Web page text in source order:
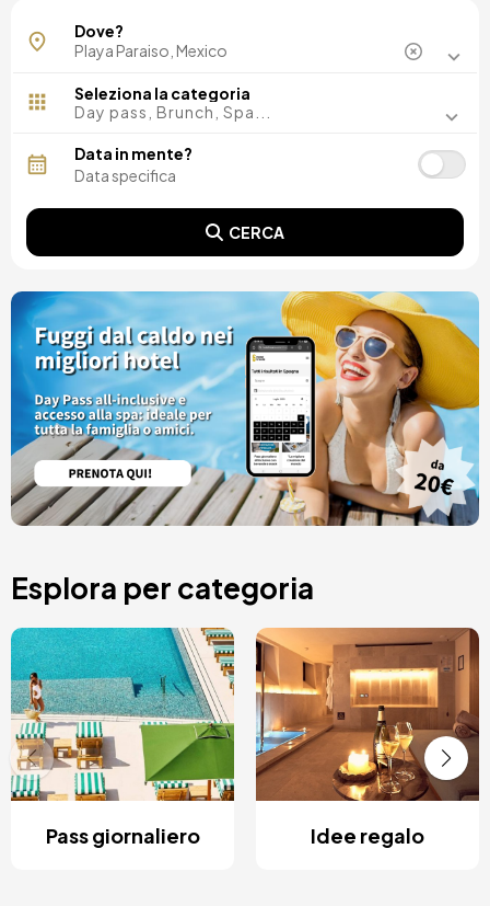
Dove?
Seleziona la categoria
Day pass, Brunch, Spa...
Data in mente?
CERCA
Esplora per categoria
Pass giornaliero Idee regalo